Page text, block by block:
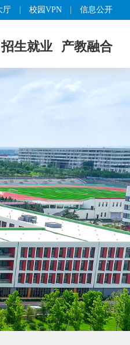
厅 校园VPN 信息公开
招生就业 产教融合